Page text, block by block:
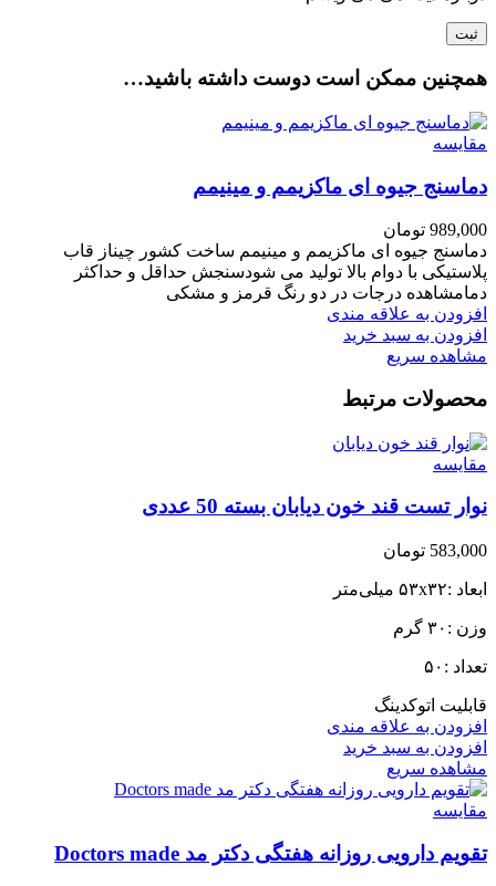
همچنین ممکن است دوست داشته باشید…
مقایسه
دماسنج جیوه ای ماکزیمم و مینیمم
989,000 تومان
دماسنج جیوه ای ماکزیمم و مینیمم ساخت کشور چیناز قاب
پلاستیکی با دوام بالا تولید می شودسنجش حداقل و حداکثر
دمامشاهده درجات در دو رنگ قرمز و مشکی
افزودن به علاقه مندی
افزودن به سبد خرید
مشاهده سریع
محصولات مرتبط
مقایسه
نوار تست قند خون دیابان بسته 50 عددی
583,000 تومان
ابعاد :۵۳x۳۲ میلی‌متر
وزن :۳۰ گرم
تعداد :۵۰
قابلیت اتوکدینگ
افزودن به علاقه مندی
افزودن به سبد خرید
مشاهده سریع
مقایسه
تقویم دارویی روزانه هفتگی دکتر مد Doctors made